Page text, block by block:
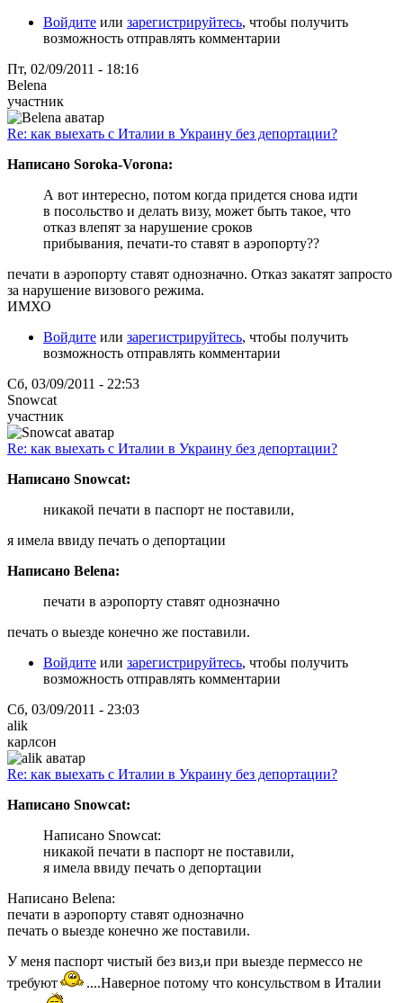
Войдите или зарегистрируйтесь, чтобы получить
возможность отправлять комментарии
Пт, 02/09/2011 - 18:16
Belena
участник
Re: как выехать с Италии в Украину без депортации?
Написано Soroka-Vorona:
А вот интересно, потом когда придется снова идти
в посольство и делать визу, может быть такое, что
отказ влепят за нарушение сроков
прибывания, печати-то ставят в аэропорту??
печати в аэропорту ставят однозначно. Отказ закатят запросто
за нарушение визового режима.
ИМХО
Войдите или зарегистрируйтесь, чтобы получить
возможность отправлять комментарии
Сб, 03/09/2011 - 22:53
Snowcat
участник
Re: как выехать с Италии в Украину без депортации?
Написано Snowcat:
никакой печати в паспорт не поставили,
я имела ввиду печать о депортации
Написано Belena:
печати в аэропорту ставят однозначно
печать о выезде конечно же поставили.
Войдите или зарегистрируйтесь, чтобы получить
возможность отправлять комментарии
Сб, 03/09/2011 - 23:03
alik
карлсон
Re: как выехать с Италии в Украину без депортации?
Написано Snowcat:
Написано Snowcat:
никакой печати в паспорт не поставили,
я имела ввиду печать о депортации
Написано Belena:
печати в аэропорту ставят однозначно
печать о выезде конечно же поставили.
У меня паспорт чистый без виз,и при выезде пермессо не
требуют
....Наверное потому что консульством в Италии